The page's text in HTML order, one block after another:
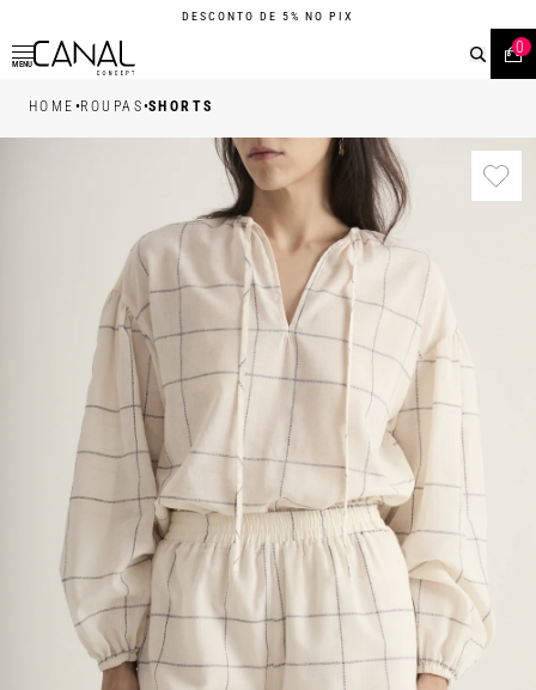
DESCONTO DE 5% NO PIX
MENU
0
HOME •ROUPAS•SHORTS